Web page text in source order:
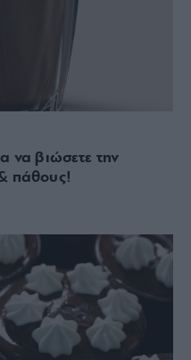
να βιώσετε την
πάθους!